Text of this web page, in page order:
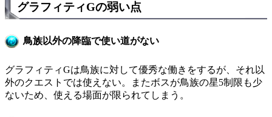
グラフィティGの弱い点
鳥族以外の降臨で使い道がない
グラフィティGは鳥族に対して優秀な働きをするが、それ以
外のクエストでは使えない。またボスが鳥族の星5制限も少
ないため、使える場面が限られてしまう。